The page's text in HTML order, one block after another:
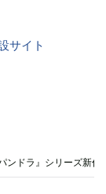
サイト
ンドラ』シリーズ新作